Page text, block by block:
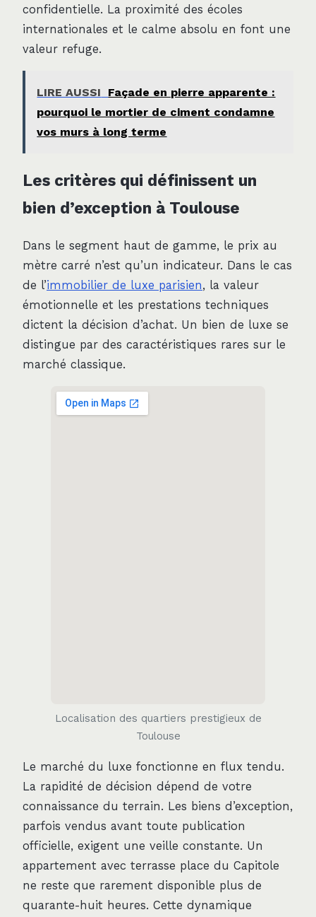
confidentielle. La proximité des écoles
internationales et le calme absolu en font une
valeur refuge.
LIRE AUSSI
Façade en pierre apparente :
pourquoi le mortier de ciment condamne
vos murs à long terme
Les critères qui définissent un
bien d’exception à Toulouse
Dans le segment haut de gamme, le prix au
mètre carré n’est qu’un indicateur. Dans le cas
de l’immobilier de luxe parisien, la valeur
émotionnelle et les prestations techniques
dictent la décision d’achat. Un bien de luxe se
distingue par des caractéristiques rares sur le
marché classique.
Localisation des quartiers prestigieux de
Toulouse
Le marché du luxe fonctionne en flux tendu.
La rapidité de décision dépend de votre
connaissance du terrain. Les biens d’exception,
parfois vendus avant toute publication
officielle, exigent une veille constante. Un
appartement avec terrasse place du Capitole
ne reste que rarement disponible plus de
quarante-huit heures. Cette dynamique